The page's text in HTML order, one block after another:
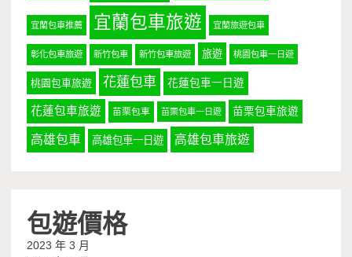
宜蘭包車推薦 宜蘭包車旅遊 宜蘭旅遊包車
彰化包車旅遊 新竹包車 新竹包車旅遊 旅遊 桃園包車一日遊
桃園包車旅遊 花蓮包車 花蓮包車一日遊
花蓮包車旅遊 苗栗包車 苗栗包車一日遊 苗栗包車旅遊
高雄包車 高雄包車一日遊 高雄包車旅遊
包遊價格
2023 年 3 月